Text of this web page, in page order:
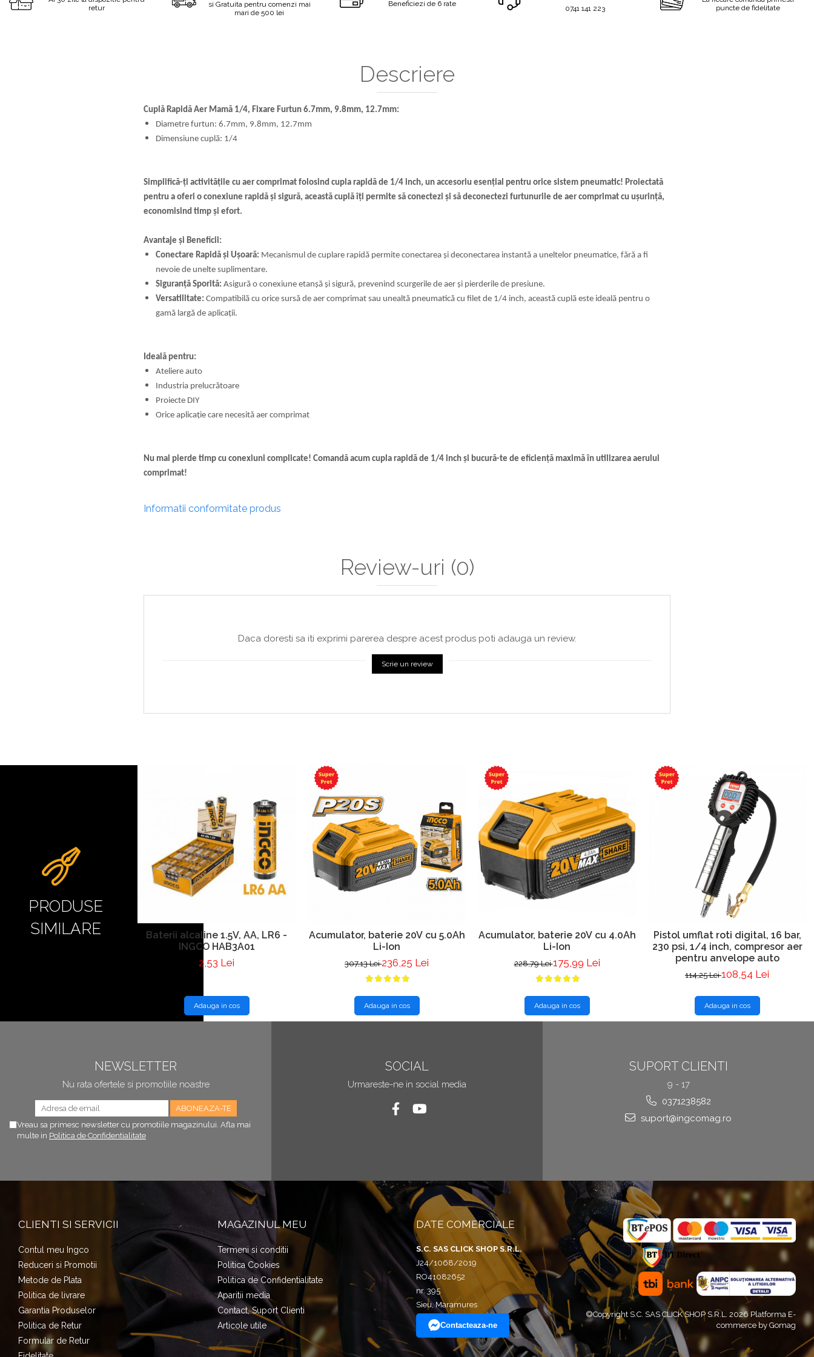
Irigat Si Stropit
retur
si Gratuita pentru comenzi mai
mari de 500 lei
Beneficiezi de 6 rate
0741 141 223
puncte de fidelitate
Descriere
Cuplă Rapidă Aer Mamă 1/4, Fixare Furtun 6.7mm, 9.8mm, 12.7mm:
Diametre furtun: 6.7mm, 9.8mm, 12.7mm
Dimensiune cuplă: 1/4
Simplifică-ți activitățile cu aer comprimat folosind cupla rapidă de 1/4 inch, un accesoriu esențial pentru orice sistem pneumatic! Proiectată
pentru a oferi o conexiune rapidă și sigură, această cuplă îți permite să conectezi și să deconectezi furtunurile de aer comprimat cu ușurință,
economisind timp și efort.
Avantaje și Beneficii:
Conectare Rapidă și Ușoară: Mecanismul de cuplare rapidă permite conectarea și deconectarea instantă a uneltelor pneumatice, fără a fi
nevoie de unelte suplimentare.
Siguranță Sporită: Asigură o conexiune etanșă și sigură, prevenind scurgerile de aer și pierderile de presiune.
Versatilitate: Compatibilă cu orice sursă de aer comprimat sau unealtă pneumatică cu filet de 1/4 inch, această cuplă este ideală pentru o
gamă largă de aplicații.
Ideală pentru:
Ateliere auto
Industria prelucrătoare
Proiecte DIY
Orice aplicație care necesită aer comprimat
Nu mai pierde timp cu conexiuni complicate! Comandă acum cupla rapidă de 1/4 inch și bucură-te de eficiență maximă în utilizarea aerului
comprimat!
Informatii conformitate produs
Review-uri (0)
Daca doresti sa iti exprimi parerea despre acest produs poti adauga un review.
Scrie un review
PRODUSE
SIMILARE
Baterii alcaline 1.5V, AA, LR6 -
INGCO HAB3A01
2,53 Lei
Adauga in cos
Acumulator, baterie 20V cu 5.0Ah
Li-Ion
307,13 Lei236,25 Lei
Adauga in cos
Acumulator, baterie 20V cu 4.0Ah
Li-Ion
228,79 Lei175,99 Lei
Adauga in cos
Pistol umflat roti digital, 16 bar,
230 psi, 1/4 inch, compresor aer
pentru anvelope auto
114,25 Lei108,54 Lei
Adauga in cos
NEWSLETTER
Nu rata ofertele si promotiile noastre
Vreau sa primesc newsletter cu promotiile magazinului. Afla mai
multe in Politica de Confidentialitate
SOCIAL
Urmareste-ne in social media
SUPORT CLIENTI
9 - 17
0371238582
suport@ingcomag.ro
CLIENTI SI SERVICII
Contul meu Ingco
Reduceri si Promotii
Metode de Plata
Politica de livrare
Garantia Produselor
Politica de Retur
Formular de Retur
MAGAZINUL MEU
Termeni si conditii
Politica Cookies
Politica de Confidentialitate
Aparitii media
Contact, Suport Clienti
Articole utile
DATE COMERCIALE
S.C. SAS CLICK SHOP S.R.L.
J24/1068/2019
RO41082652
nr. 395
Sieu, Maramures
Contacteaza-ne
©Copyright S.C. SAS CLICK SHOP S.R.L. 2026 Platforma E-
commerce by Gomag